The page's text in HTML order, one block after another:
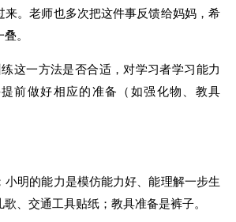
来。老师也多次把这件事反馈给妈妈，希
。
这一方法是否合适，对学习者学习能力
前做好相应的准备（如强化物、教具
小明的能力是模仿能力好、能理解一步生
歌、交通工具贴纸；教具准备是裤子。